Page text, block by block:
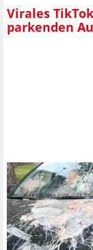
Virales
parkenden